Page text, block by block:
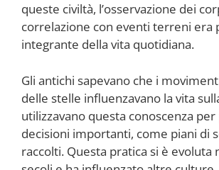
queste civiltà, l’osservazione dei
correlazione con eventi terreni era
integrante della vita quotidiana.
Gli antichi sapevano che i
delle stelle influenzavano la vita
utilizzavano questa conoscenza
decisioni importanti, come piani di
raccolti. Questa pratica si è evoluta